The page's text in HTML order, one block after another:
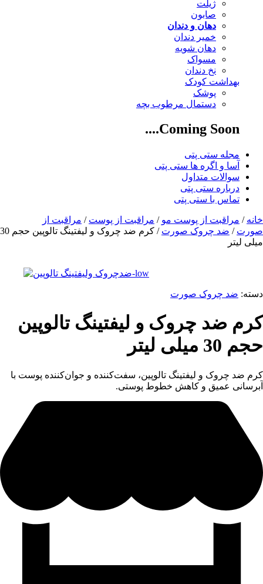
ژیلت
صابون
دهان و دندان
خمیر دندان
دهان شویه
مسواک
نخ دندان
بهداشت کودک
پوشک
دستمال مرطوب بچه
Coming Soon....
مجله ستی پتی
آسا و اگره ها ستی پتی
سوالات متداول
درباره ستی پتی
تماس با ستی پتی
خانه / مراقبت از پوست مو / مراقبت از پوست / مراقبت از
صورت / ضد چروک صورت
/ کرم ضد چروک و لیفتینگ تالوپین حجم 30
میلی لیتر
دسته: ضد چروک صورت
کرم ضد چروک و لیفتینگ تالوپین
حجم 30 میلی لیتر
کرم ضد چروک و لیفتینگ تالوپین، سفت‌کننده و جوان‌کننده پوست با
آبرسانی عمیق و کاهش خطوط پوستی.